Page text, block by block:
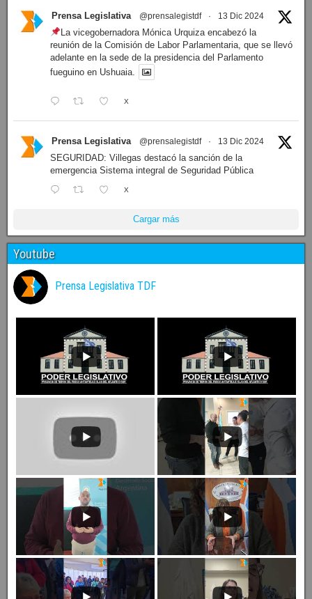
Prensa Legislativa @prensalegistdf · 13 Dic 2024
La vicegobernadora Mónica Urquiza encabezó la
reunión de la Comisión de Labor Parlamentaria, que se llevó
adelante en la sede de la presidencia del Parlamento
fueguino en Ushuaia.
X
Prensa Legislativa @prensalegistdf · 13 Dic 2024
SEGURIDAD: Villegas destacó la sanción de la
emergencia Sistema integral de Seguridad Pública
X
Cargar más
Youtube
Prensa Legislativa TDF